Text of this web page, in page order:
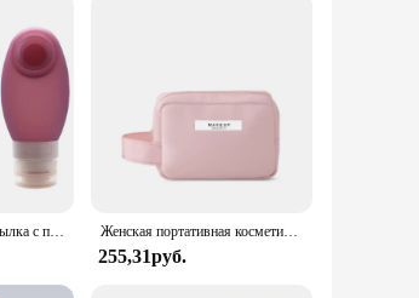
100 мл раздельная бутылка с присосками, портативная силиконовая пустая бутылка для лосьона, шампуня, косметики, многоразовые бутылки Женская портативная косметичка с высоким внешним видом, дорожная сумка для стирки большой емкости, трехмерная сумка для хранения косметики
255,31руб.